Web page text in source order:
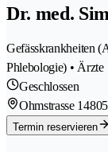
Dr. med.
Gefässkrankheiten
Phlebologie) • Ärzte
Geschlossen
Ohmstrasse 14
Termin reservieren